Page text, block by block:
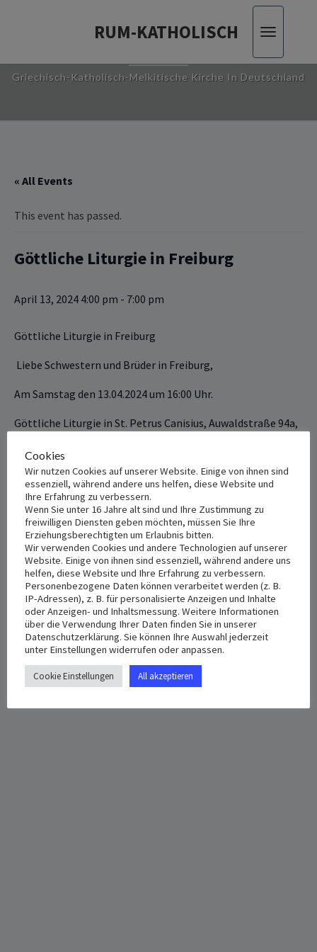
RUM-KATHOLISCH
Toggle
RUM-KATHOLISCH
Griechisch-Katholisch-Melkitische Kirche In Deutschland
« All Events
This event has passed.
Göttliche ‎‎‎‎Liturgie in Freiburg
April 13, 2024 4:00 pm - 7:00 pm
Göttliche ‎‎‎‎Liturgie in Freiburg
‏ ‏Liebe Schwestern und Brüder in Freiburg,
Am Samstag den 13‎‏‎.‎‏‎‏‎04‎‏‎‏‎.2024‎‏‎ ‎‎um ‎‎16:‎‏‎00 Uhr.
‎‎Göttliche ‎‎‎‎Liturgie in St. Petrus Canisius, Auwaldstraße ‎‎94a,
+ Add to Google Calendar + Add to iCalendar
DETAILS
Date:
April 13, 2024
Time:
4:00 pm - 7:00 pm
VENUE
St. Petrus Canisius
Auwaldstraße ‎‎94a,
Freiburg,79110 Deutschland
Google Map
Cookies
Wir nutzen Cookies auf unserer Website. Einige von ihnen sind
essenziell, während andere uns helfen, diese Website und
Ihre Erfahrung zu verbessern.
Wenn Sie unter 16 Jahre alt sind und Ihre Zustimmung zu
freiwilligen Diensten geben möchten, müssen Sie Ihre
Erziehungsberechtigten um Erlaubnis bitten.
Wir verwenden Cookies und andere Technologien auf unserer
Website. Einige von ihnen sind essenziell, während andere uns
helfen, diese Website und Ihre Erfahrung zu verbessern.
Personenbezogene Daten können verarbeitet werden (z. B.
IP-Adressen), z. B. für personalisierte Anzeigen und Inhalte
oder Anzeigen- und Inhaltsmessung. Weitere Informationen
über die Verwendung Ihrer Daten finden Sie in unserer
Datenschutzerklärung. Sie können Ihre Auswahl jederzeit
unter Einstellungen widerrufen oder anpassen.
Cookie Einstellungen All akzeptieren